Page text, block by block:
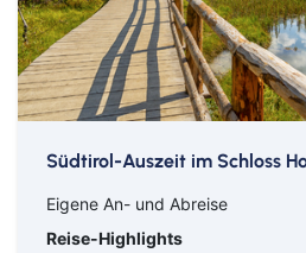
Südtirol-Auszeit im Schloss
Eigene An- und Abreise
Reise-Highlights